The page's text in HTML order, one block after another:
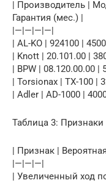
| Производитель |
Гарантия (мес.) |
|—|—|—|—|
| AL-KO | 924100 |
| Knott | 20.101.00 |
| BPW | 08.120.00.00 |
| Torsionax | TX-100 |
| Adler | AD-1000 |
Таблица 3:
| Признак |
|—|—|—|
| Увеличенный ход